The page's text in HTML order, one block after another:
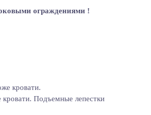
ограждениями !
кровати.
Подъемные лепестки